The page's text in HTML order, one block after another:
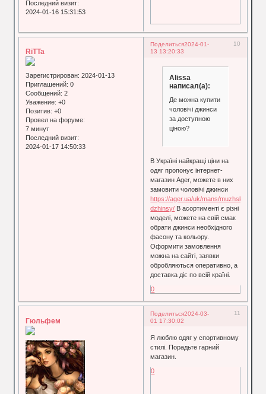
Последний визит:
2024-01-16 15:31:53
Поделиться 10
2024-01-
13 13:20:33
RiTTa
Зарегистрирован: 2024-01-13
Приглашений: 0
Сообщений: 2
Уважение: +0
Позитив: +0
Провел на форуме:
7 минут
Последний визит:
2024-01-17 14:50:33
Alissa
написал(а):
Де можна купити
чоловічі джинси
за доступною
ціною?
В Україні найкращі ціни на
одяг пропонує інтернет-
магазин Ager, можете в них
замовити чоловічі джинси
https://ager.ua/uk/mans/muzhskie-
dzhinsy/ В асортименті є різні
моделі, можете на свій смак
обрати джинси необхідного
фасону та кольору.
Оформити замовлення
можна на сайті, заявки
обробляються оперативно, а
доставка діє по всій країні.
0
Поделиться 11
2024-03-
01 17:30:02
Гюльфем
Я люблю одяг у спортивному
стилі. Порадьте гарний
магазин.
0